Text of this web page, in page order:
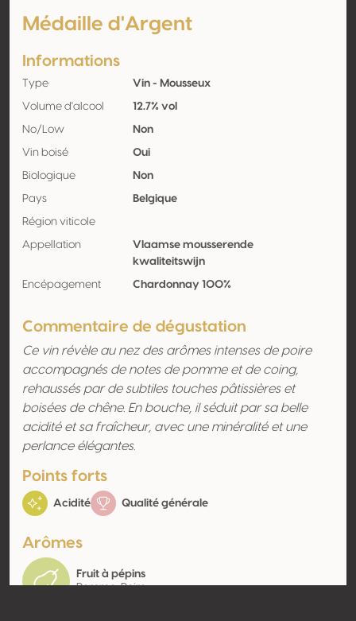
Médaille d'Argent
Informations
Type Vin - Mousseux
Volume d'alcool 12.7% vol
No/Low Non
Vin boisé Oui
Biologique Non
Pays Belgique
Région viticole
Appellation
Vlaamse mousserende
kwaliteitswijn
Encépagement Chardonnay 100%
Commentaire de dégustation
Ce vin révèle au nez des arômes intenses de poire
accompagnés de notes de pomme et de coing,
rehaussés par de subtiles touches pâtissières et
boisées de chêne. En bouche, il séduit par sa belle
acidité et sa fraîcheur, avec une minéralité et une
perlance élégantes.
Points forts
Acidité Qualité générale
Arômes
Fruit à pépins
Pomme, Poire